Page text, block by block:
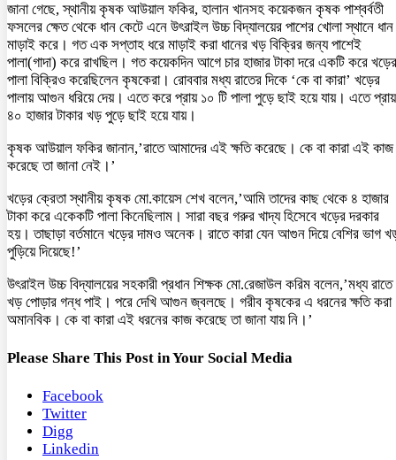
জানা গেছে, স্থানীয় কৃষক আউয়াল ফকির, হালান খানসহ কয়েকজন কৃষক পাশ্বর্বতী
ফসলের ক্ষেত থেকে ধান কেটে এনে উৎরাইল উচ্চ বিদ্যালয়ের পাশের খোলা স্থানে ধান
মাড়াই করে। গত এক সপ্তাহ ধরে মাড়াই করা ধানের খড় বিক্রির জন্য পাশেই
পালা(গাদা) করে রাখছিল। গত কয়েকদিন আগে চার হাজার টাকা দরে একটি করে খড়ের
পালা বিক্রিও করেছিলেন কৃষকেরা। রোববার মধ্য রাতের দিকে ‘কে বা কারা’ খড়ের
পালায় আগুন ধরিয়ে দেয়। এতে করে প্রায় ১০ টি পালা পুড়ে ছাই হয়ে যায়। এতে প্রায়
৪০ হাজার টাকার খড় পুড়ে ছাই হয়ে যায়।
কৃষক আউয়াল ফকির জানান,’রাতে আমাদের এই ক্ষতি করেছে। কে বা কারা এই কাজ
করেছে তা জানা নেই।’
খড়ের ক্রেতা স্থানীয় কৃষক মো.কায়েস শেখ বলেন,’আমি তাদের কাছ থেকে ৪ হাজার
টাকা করে একেকটি পালা কিনেছিলাম। সারা বছর গরুর খাদ্য হিসেবে খড়ের দরকার
হয়। তাছাড়া বর্তমানে খড়ের দামও অনেক। রাতে কারা যেন আগুন দিয়ে বেশির ভাগ
পুড়িয়ে দিয়েছে!’
উৎরাইল উচ্চ বিদ্যালয়ের সহকারী প্রধান শিক্ষক মো.রেজাউল করিম বলেন,’মধ্য রাতে
খড় পোড়ার গন্ধ পাই। পরে দেখি আগুন জ্বলছে। গরীব কৃষকের এ ধরনের ক্ষতি করা
অমানবিক। কে বা কারা এই ধরনের কাজ করেছে তা জানা যায় নি।’
Please Share This Post in Your Social Media
Facebook
Twitter
Digg
Linkedin